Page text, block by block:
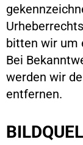
bitten wir um
Bei
werden wir
entfernen.